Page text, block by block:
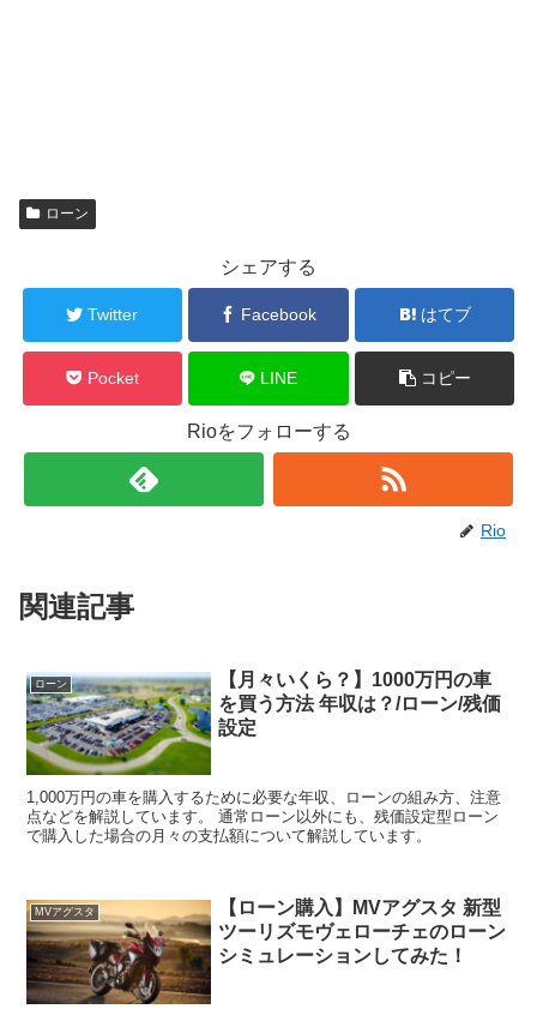
ローン
シェアする
Twitter Facebook はてブ
Pocket LINE コピー
Rioをフォローする
Rio
関連記事
ローン
【月々いくら？】1000万円の車
を買う方法 年収は？/ローン/残価
設定
1,000万円の車を購入するために必要な年収、ローンの組み方、注意
点などを解説しています。 通常ローン以外にも、残価設定型ローン
で購入した場合の月々の支払額について解説しています。
MVアグスタ
【ローン購入】MVアグスタ 新型
ツーリズモヴェローチェのローン
シミュレーションしてみた！